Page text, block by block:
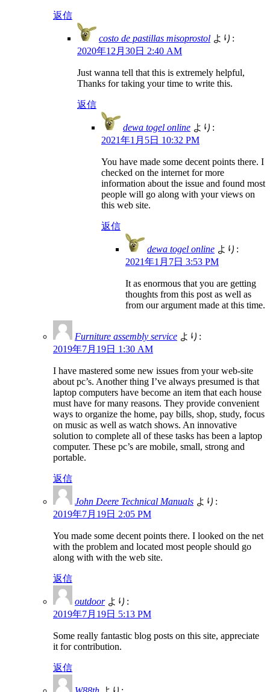
返信
costo de pastillas misoprostol より:
2020年12月30日 2:40 AM
Just wanna tell that this is extremely helpful,
Thanks for taking your time to write this.
返信
dewa togel online より:
2021年1月5日 10:32 PM
You have made some decent points there. I
checked on the internet for more
information about the issue and found most
people will go along with your views on
this web site.
返信
dewa togel online より:
2021年1月7日 3:53 PM
It as enormous that you are getting
thoughts from this post as well as
from our argument made at this time.
Furniture assembly service より:
2019年7月19日 1:30 AM
I have mastered some new issues from your web-site
about pc’s. Another thing I’ve always presumed is that
laptop computers have become an item that each house
must have for many reasons. They provide convenient
ways to organize the home, pay bills, shop, study, focus
on music as well as watch shows. An innovative
solution to complete all of these tasks has been a laptop
computer. These pc’s are mobile, small, strong and
portable.
返信
John Deere Technical Manuals より:
2019年7月19日 2:05 PM
You made some decent points there. I looked on the net
with the problem and located most people should go
along with with the web site.
返信
outdoor より:
2019年7月19日 5:13 PM
Some really fantastic blog posts on this site, appreciate
it for contribution.
返信